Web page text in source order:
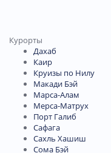
Курорты
Дахаб
Каир
Круизы по Нилу
Макади Бэй
Марса-Алам
Мерса-Матрух
Порт Галиб
Сафага
Сахль Хашиш
Сома Бэй